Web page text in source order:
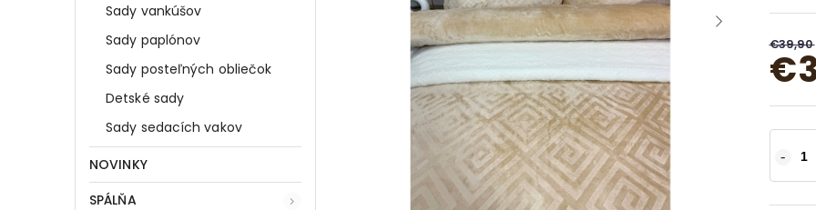
Sady vankúšov
Sady paplónov
Sady posteľných obliečok
Detské sady
Sady sedacích vakov
NOVINKY
SPÁLŇA
€39,90